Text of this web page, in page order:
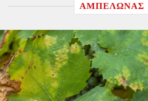
ΑΜΠΕΛΩΝΑΣ